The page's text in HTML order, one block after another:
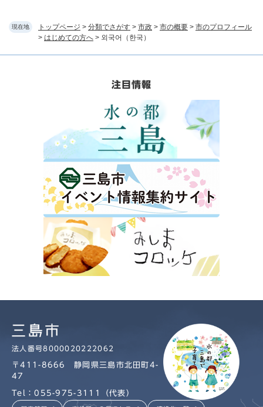
現在地 トップページ > 分類でさがす > 市政 > 市の概要 > 市のプロフィール
> はじめての方へ > 외국어（한국）
注目情報
法人番号8000020222062
〒411-8666 静岡県三島市北田町4-
47
Tel：055-975-3111（代表）